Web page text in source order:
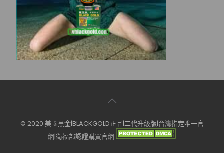
© 2020 美國黑金|BLACKGOLD正品|二代升級版|台灣指定唯一官
網|衛福部認證購買官網